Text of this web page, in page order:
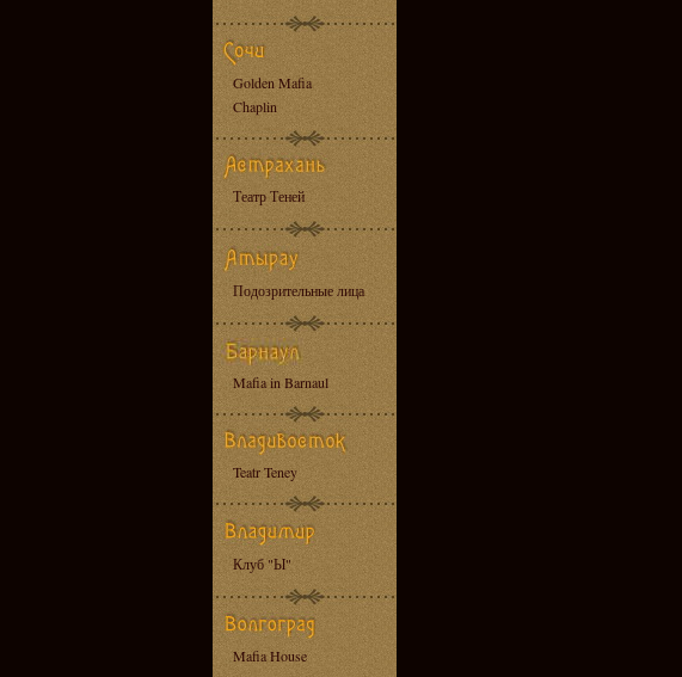
Golden Mafia
Chaplin
Театр Теней
Подозрительные лица
Mafia in Barnaul
Teatr Teney
Клуб "Ы"
Mafia House